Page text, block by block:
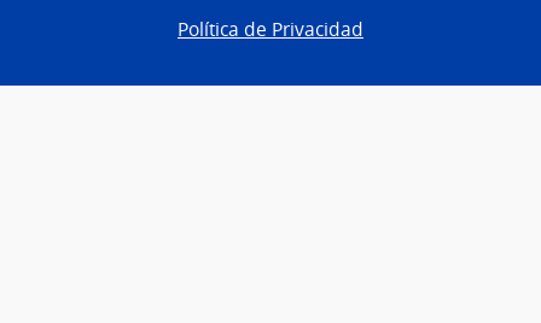
Política de Privacidad